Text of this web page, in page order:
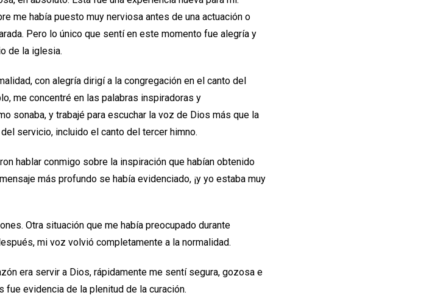
me había puesto muy nerviosa antes de una actuación o
Pero lo único que sentí en este momento fue alegría y
de la iglesia.
con alegría dirigí a la congregación en el canto del
me concentré en las palabras inspiradoras y
sonaba, y trabajé para escuchar la voz de Dios más que la
servicio, incluido el canto del tercer himno.
hablar conmigo sobre la inspiración que habían obtenido
más profundo se había evidenciado, ¡y yo estaba muy
Otra situación que me había preocupado durante
mi voz volvió completamente a la normalidad.
era servir a Dios, rápidamente me sentí segura, gozosa e
evidencia de la plenitud de la curación.